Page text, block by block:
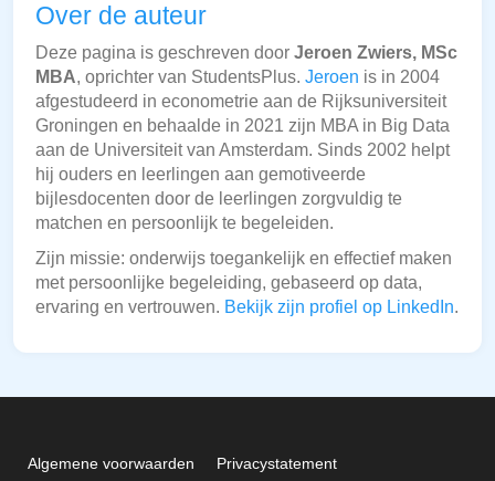
Over de auteur
Deze pagina is geschreven door Jeroen Zwiers, MSc
MBA, oprichter van StudentsPlus. Jeroen is in 2004
afgestudeerd in econometrie aan de Rijksuniversiteit
Groningen en behaalde in 2021 zijn MBA in Big Data
aan de Universiteit van Amsterdam. Sinds 2002 helpt
hij ouders en leerlingen aan gemotiveerde
bijlesdocenten door de leerlingen zorgvuldig te
matchen en persoonlijk te begeleiden.
Zijn missie: onderwijs toegankelijk en effectief maken
met persoonlijke begeleiding, gebaseerd op data,
ervaring en vertrouwen. Bekijk zijn profiel op LinkedIn.
Algemene voorwaarden Privacystatement